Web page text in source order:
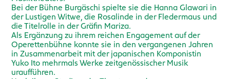
Bei der Bühne Burgäschi spielte sie die Hanna Glawari in
der Lustigen Witwe, die Rosalinde in der Fledermaus und
die Titelrolle in der Gräfin Mariza.
Als Ergänzung zu ihrem reichen Engagement auf der
Operettenbühne konnte sie in den vergangenen Jahren
in Zusammenarbeit mit der japanischen Komponistin
Yuko Ito mehrmals Werke zeitgenössischer Musik
uraufführen.